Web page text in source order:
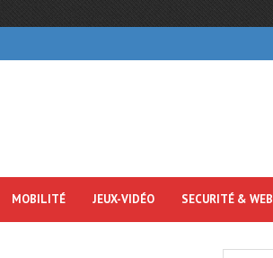
MOBILITÉ JEUX-VIDÉO SECURITÉ & WEB